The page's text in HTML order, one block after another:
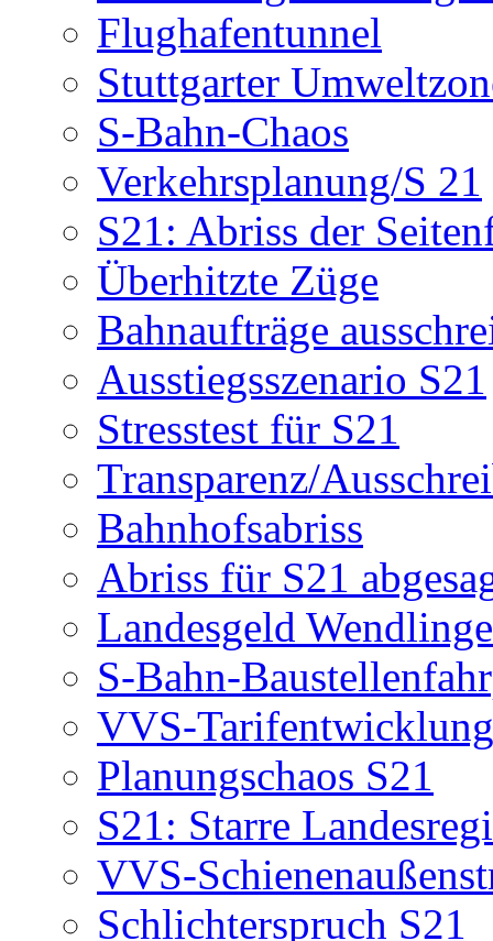
Flughafentunnel
Stuttgarter
S-Bahn-Chaos
Verkehrsplanung/S 21
S21: Abriss der
Überhitzte Züge
Bahnaufträge
Ausstiegsszenario S21
Stresstest für S21
Transparenz/
Bahnhofsabriss
Abriss für S21
Landesgeld
S-Bahn-
VVS-Tarifentwicklung
Planungschaos S21
S21: Starre
VVS-
Schlichterspruch S21